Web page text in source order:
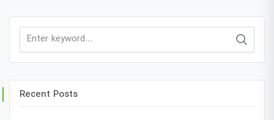
Search
Recent Posts